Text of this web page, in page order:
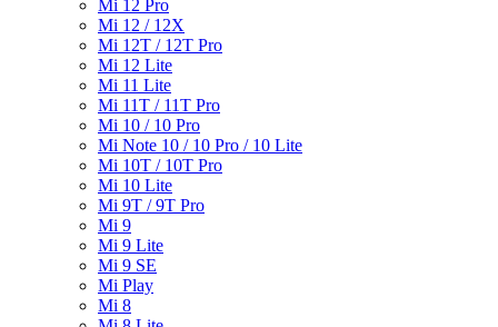
Mi 12 Pro
Mi 12 / 12X
Mi 12T / 12T Pro
Mi 12 Lite
Mi 11 Lite
Mi 11T / 11T Pro
Mi 10 / 10 Pro
Mi Note 10 / 10 Pro / 10 Lite
Mi 10T / 10T Pro
Mi 10 Lite
Mi 9T / 9T Pro
Mi 9
Mi 9 Lite
Mi 9 SE
Mi Play
Mi 8